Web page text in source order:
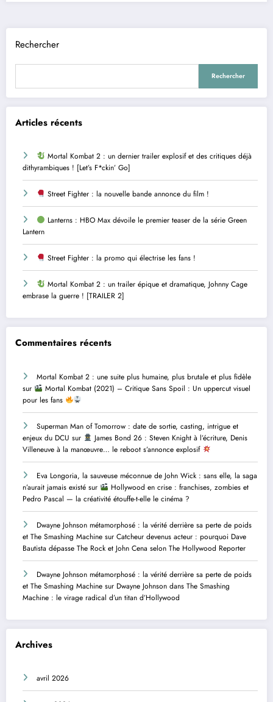
Rechercher
Rechercher
Articles récents
Mortal Kombat 2 : un dernier trailer explosif et des critiques déjà
dithyrambiques ! [Let’s F*ckin’ Go]
Street Fighter : la nouvelle bande annonce du film !
Lanterns : HBO Max dévoile le premier teaser de la série Green
Lantern
Street Fighter : la promo qui électrise les fans !
Mortal Kombat 2 : un trailer épique et dramatique, Johnny Cage
embrase la guerre ! [TRAILER 2]
Commentaires récents
Mortal Kombat 2 : une suite plus humaine, plus brutale et plus fidèle
sur
Mortal Kombat (2021) – Critique Sans Spoil : Un uppercut visuel
pour les fans
Superman Man of Tomorrow : date de sortie, casting, intrigue et
enjeux du DCU sur
James Bond 26 : Steven Knight à l’écriture, Denis
Villeneuve à la manœuvre… le reboot s’annonce explosif
Eva Longoria, la sauveuse méconnue de John Wick : sans elle, la saga
n’aurait jamais existé sur
Hollywood en crise : franchises, zombies et
Pedro Pascal — la créativité étouffe-t-elle le cinéma ?
Dwayne Johnson métamorphosé : la vérité derrière sa perte de poids
et The Smashing Machine sur Catcheur devenus acteur : pourquoi Dave
Bautista dépasse The Rock et John Cena selon The Hollywood Reporter
Dwayne Johnson métamorphosé : la vérité derrière sa perte de poids
et The Smashing Machine sur Dwayne Johnson dans The Smashing
Machine : le virage radical d’un titan d’Hollywood
Archives
avril 2026